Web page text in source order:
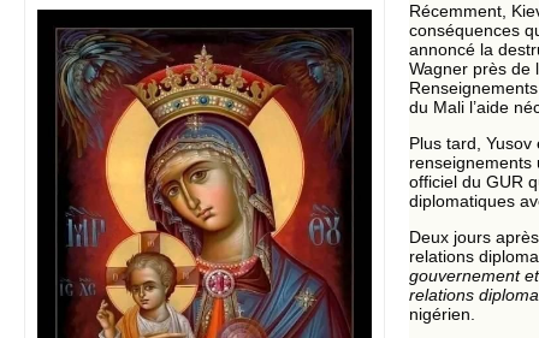
Récemment,
conséquences
annoncé la
Wagner près de
du Mali l’aide
Plus tard, Yusov
renseignements
officiel du GUR
diplomatiques
Deux jours
relations
gouvernement
relations
nigérien.